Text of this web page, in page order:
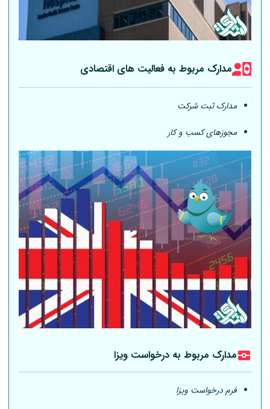
مدارک مربوط به فعالیت های اقتصادی
مدارک ثبت شرکت
مجوزهای کسب و کار
مدارک مربوط به درخواست ویزا
فرم درخواست ویزا